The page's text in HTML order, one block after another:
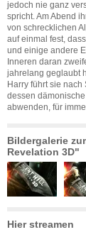
jedoch nie ganz
spricht. Am Abend
von schrecklichen
auf einmal fest,
und einige andere
Inneren daran
jahrelang geglaubt
Harry führt sie
dessen
abwenden, für
Bildergalerie
Revelation 3D"
Hier streamen